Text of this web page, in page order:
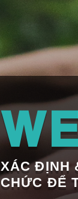
XÁC ĐỊNH
CHỨC ĐỂ